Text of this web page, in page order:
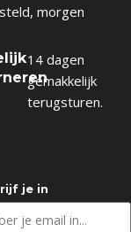
morgen
14 dagen
gemakkelijk
terugsturen.
je in